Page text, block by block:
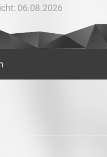
06.08.2026